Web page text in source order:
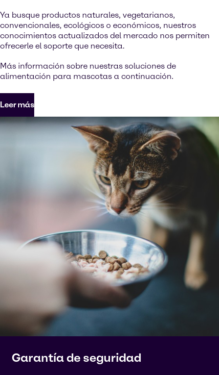
Ya busque productos naturales, vegetarianos,
convencionales, ecológicos o económicos, nuestros
conocimientos actualizados del mercado nos permiten
ofrecerle el soporte que necesita.
Más información sobre nuestras soluciones de
alimentación para mascotas a continuación.
Leer más
Garantía de seguridad